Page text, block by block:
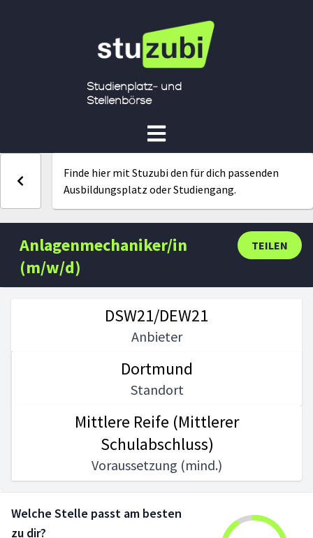
Studienplatz- und
Stellenbörse
Finde hier mit Stuzubi den für dich passenden
Ausbildungsplatz oder Studiengang.
TEILEN
Anlagenmechaniker/in
(m/w/d)
DSW21/DEW21
Anbieter
Dortmund
Standort
Mittlere Reife (Mittlerer
Schulabschluss)
Voraussetzung (mind.)
Welche Stelle passt am besten
zu dir?